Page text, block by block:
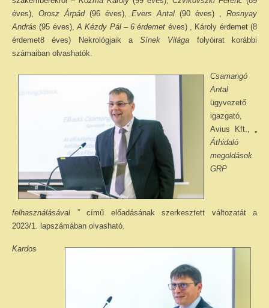
éves), Orosz Árpád(96 éves), Evers Antal (90 éves) , Rosnyay
András (95 éves),A Kézdy Pál – 6érdemet éves) , Károly érdemet (8
érdemet8 éves) Nekrológjaik aSínek Világa folyóirat korábbi
számaiban olvashatók.
Csamangó
Antal
ügyvezető
igazgató,
Avius Kft., „
Áthidaló
megoldások
GRP
felhasználásával ” című előadásának szerkesztett változatát a
2023/1. lapszámában olvasható.
Kardos